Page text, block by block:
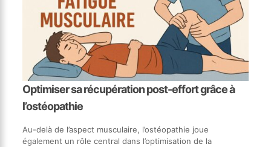
Optimiser sa récupération post-effort grâce à
l’ostéopathie
Au-delà de l’aspect musculaire, l’ostéopathie joue
également un rôle central dans l’optimisation de la